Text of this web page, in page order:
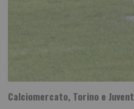
Calciomercato, Torino e